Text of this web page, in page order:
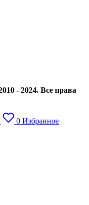
- 2024. Все права
0 Избранное